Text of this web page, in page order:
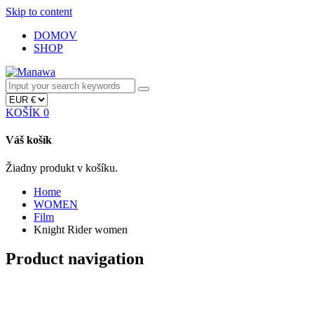
Skip to content
DOMOV
SHOP
KOŠÍK 0
Váš košík
Žiadny produkt v košíku.
Home
WOMEN
Film
Knight Rider women
Product navigation